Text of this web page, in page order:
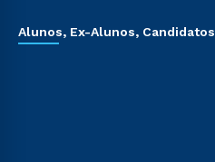
Alunos, Ex-Alunos, Candidatos